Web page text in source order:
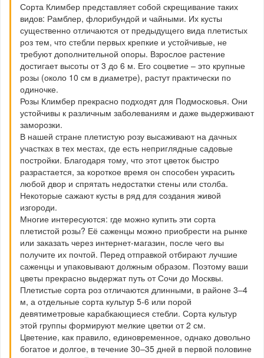
Сорта Климбер представляет собой скрещивание таких
видов: Рамблер, флорибундой и чайными. Их кусты
существенно отличаются от предыдущего вида плетистых
роз тем, что стебли первых крепкие и устойчивые, не
требуют дополнительной опоры. Взрослое растение
достигает высоты от 3 до 6 м. Его соцветие – это крупные
розы (около 10 см в диаметре), растут практически по
одиночке.
Розы Климбер прекрасно подходят для Подмосковья. Они
устойчивы к различным заболеваниям и даже выдерживают
заморозки.
В нашей стране плетистую розу высаживают на дачных
участках в тех местах, где есть неприглядные садовые
постройки. Благодаря тому, что этот цветок быстро
разрастается, за короткое время он способен украсить
любой двор и спрятать недостатки стены или столба.
Некоторые сажают кусты в ряд для создания живой
изгороди.
Многие интересуются: где можно купить эти сорта
плетистой розы? Её саженцы можно приобрести на рынке
или заказать через интернет-магазин, после чего вы
получите их почтой. Перед отправкой отбирают лучшие
саженцы и упаковывают должным образом. Поэтому ваши
цветы прекрасно выдержат путь от Сочи до Москвы.
Плетистые сорта роз отличаются длинными, в районе 3–4
м, а отдельные сорта культур 5-6 или порой
девятиметровые карабкающиеся стебли. Сорта культур
этой группы формируют мелкие цветки от 2 см.
Цветение, как правило, единовременное, однако довольно
богатое и долгое, в течение 30–35 дней в первой половине